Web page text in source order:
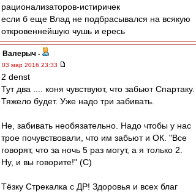
рационализаторов-истиричек
если б еще Влад не подбрасывался на всякую
откровеннейшую чушь и ересь
Валерыч -
03 мар 2016 23:33
2 denst
Тут два .... коня чувствуют, что забьют Спартаку.
Тяжело будет. Уже надо три забивать.
Не, забивать необязательно. Надо чтобы у нас
трое почувствовали, что им забьют и ОК. "Все
говорят, что за ночь 5 раз могут, а я только 2.
Ну, и вы говорите!" (С)
Тёзку Стрекалка с ДР! Здоровья и всех благ